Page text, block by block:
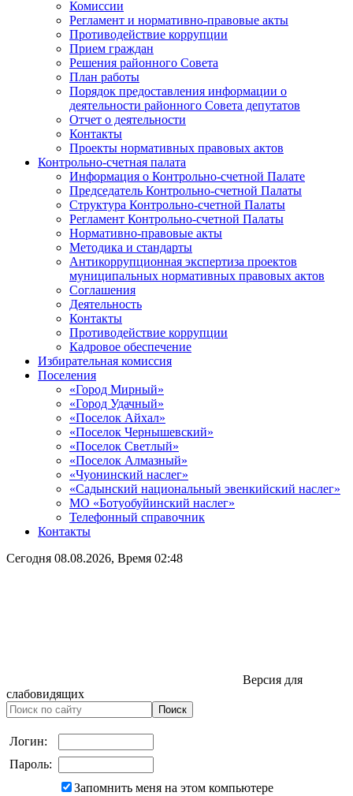
Комиссии
Регламент и нормативно-правовые акты
Противодействие коррупции
Прием граждан
Решения районного Совета
План работы
Порядок предоставления информации о
деятельности районного Совета депутатов
Отчет о деятельности
Контакты
Проекты нормативных правовых актов
Контрольно-счетная палата
Информация о Контрольно-счетной Палате
Председатель Контрольно-счетной Палаты
Структура Контрольно-счетной Палаты
Регламент Контрольно-счетной Палаты
Нормативно-правовые акты
Методика и стандарты
Антикоррупционная экспертиза проектов
муниципальных нормативных правовых актов
Соглашения
Деятельность
Контакты
Противодействие коррупции
Кадровое обеспечение
Избирательная комиссия
Поселения
«Город Мирный»
«Город Удачный»
«Поселок Айхал»
«Поселок Чернышевский»
«Поселок Светлый»
«Поселок Алмазный»
«Чуонинский наслег»
«Садынский национальный эвенкийский наслег»
МО «Ботуобуйинский наслег»
Телефонный справочник
Контакты
Сегодня 08.08.2026, Время 02:48
Версия для
слабовидящих
Логин:
Пароль:
Запомнить меня на этом компьютере